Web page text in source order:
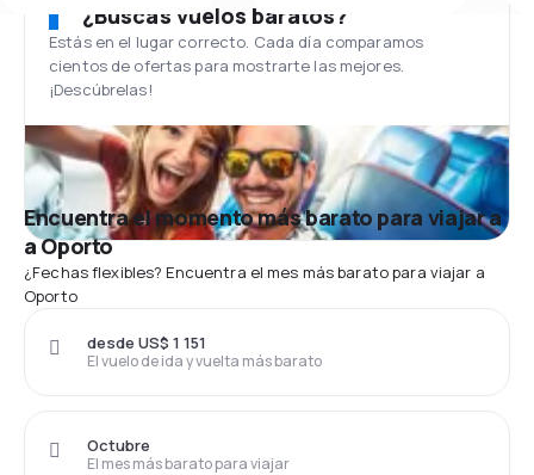
¿Buscas vuelos baratos?
Estás en el lugar correcto. Cada día comparamos
cientos de ofertas para mostrarte las mejores.
¡Descúbrelas!
Encuentra el momento más barato para viajar a
a Oporto
¿Fechas flexibles? Encuentra el mes más barato para viajar a
Oporto
El vuelo de ida y vuelta más barato
desde US$ 1 151
El mes más barato para viajar
Octubre